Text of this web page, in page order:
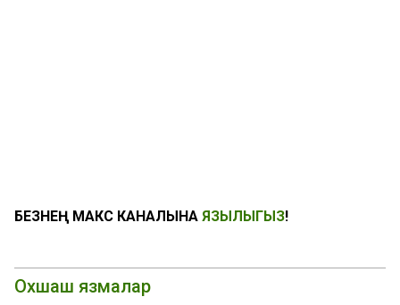
БЕЗНЕҢ МАКС КАНАЛЫНА ЯЗЫЛЫГЫЗ!
Охшаш язмалар